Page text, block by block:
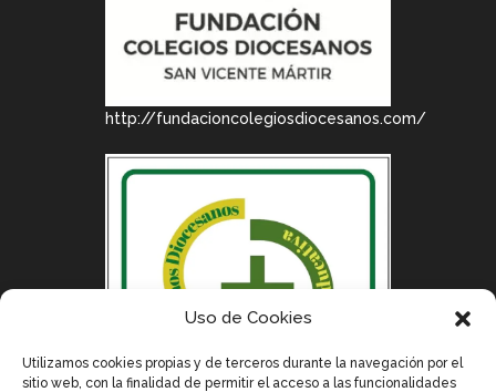
Uso de Cookies
Utilizamos cookies propias y de terceros durante la navegación por el
sitio web, con la finalidad de permitir el acceso a las funcionalidades
http://fundacioncolegiosdiocesanos.com/